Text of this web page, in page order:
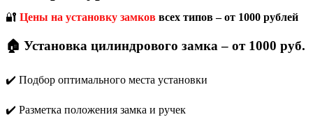
🔐 Цены на установку замков всех типов – от 1000 рублей
🏠 Установка цилиндрового замка – от 1000 руб.
✔️ Подбор оптимального места установки
✔️ Разметка положения замка и ручек